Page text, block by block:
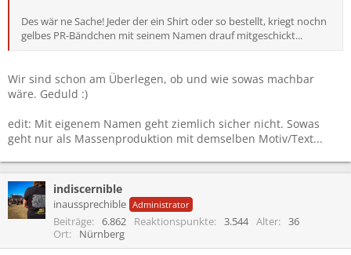
Des wär ne Sache! Jeder der ein Shirt oder so bestellt, kriegt nochn
gelbes PR-Bändchen mit seinem Namen drauf mitgeschickt...
Wir sind schon am Überlegen, ob und wie sowas machbar
wäre. Geduld :)
edit: Mit eigenem Namen geht ziemlich sicher nicht. Sowas
geht nur als Massenproduktion mit demselben Motiv/Text...
indiscernible
inaussprechible Administrator
Beiträge 6.862 Reaktionspunkte 3.544 Alter
36
Ort
Nürnberg